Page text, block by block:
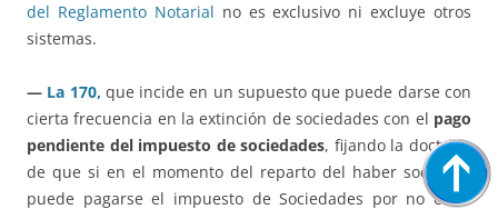
del Reglamento Notarial no es exclusivo ni excluye otros
sistemas.
— La 170, que incide en un supuesto que puede darse con
cierta frecuencia en la extinción de sociedades con el pago
pendiente del impuesto de sociedades, fijando la doctrina
de que si en el momento del reparto del haber social no
puede pagarse el impuesto de Sociedades por no estar